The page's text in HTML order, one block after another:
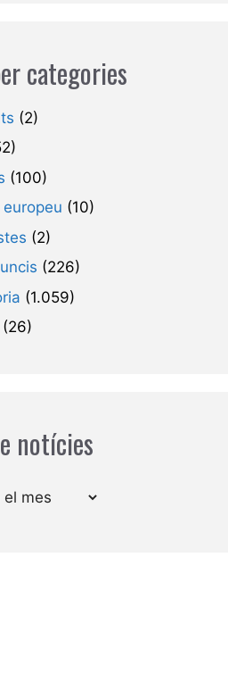
categories
(2)
(100)
europeu (10)
(2)
(226)
(1.059)
(26)
notícies